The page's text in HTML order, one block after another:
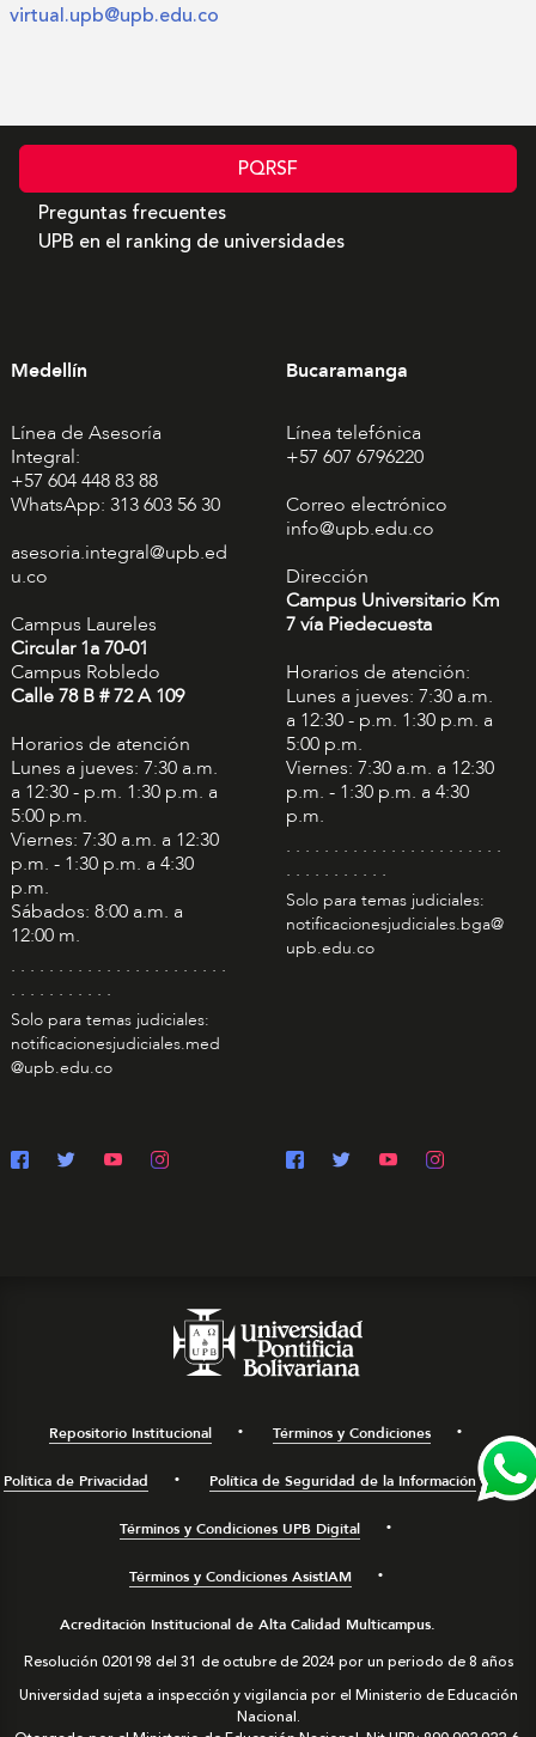
virtual.upb@upb.edu.co
PQRSF
Preguntas frecuentes
UPB en el ranking de universidades
Medellín
Línea de Asesoría
Integral:
+57 604 448 83 88
WhatsApp: 313 603 56 30
asesoria.integral@upb.ed
u.co
Campus Laureles
Circular 1a 70-01
Campus Robledo
Calle 78 B # 72 A 109
Horarios de atención
Lunes a jueves: 7:30 a.m.
a 12:30 - p.m. 1:30 p.m. a
5:00 p.m.
Viernes: 7:30 a.m. a 12:30
p.m. - 1:30 p.m. a 4:30
p.m.
Sábados: 8:00 a.m. a
12:00 m.
. . . . . . . . . . . . . . . . . . . . . . .
. . . . . . . . . . .
Solo para temas judiciales:
notificacionesjudiciales.med
@upb.edu.co
Bucaramanga
Línea telefónica
+57 607 6796220
Correo electrónico
info@upb.edu.co
Dirección
Campus Universitario Km
7 vía Piedecuesta
Horarios de atención:
Lunes a jueves: 7:30 a.m.
a 12:30 - p.m. 1:30 p.m. a
5:00 p.m.
Viernes: 7:30 a.m. a 12:30
p.m. - 1:30 p.m. a 4:30
p.m.
. . . . . . . . . . . . . . . . . . . . . . .
. . . . . . . . . . .
Solo para temas judiciales:
notificacionesjudiciales.bga@
upb.edu.co
Repositorio Institucional Términos y Condiciones
Política de Privacidad Política de Seguridad de la Información
Términos y Condiciones UPB Digital
Términos y Condiciones AsistIAM
Acreditación Institucional de Alta Calidad Multicampus.
Resolución 020198 del 31 de octubre de 2024 por un periodo de 8 años
Universidad sujeta a inspección y vigilancia por el Ministerio de Educación
Nacional.